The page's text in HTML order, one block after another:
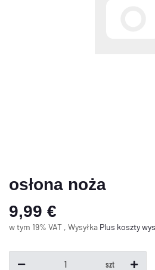
osłona noża
9,99 €
w tym 19% VAT , Wysyłka Plus koszty
szt